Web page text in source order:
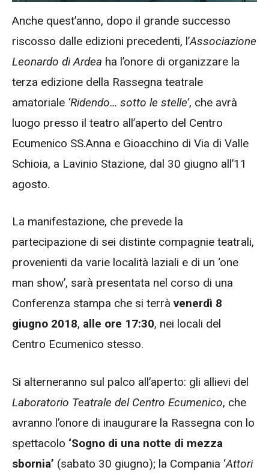
Anche quest’anno, dopo il grande successo
riscosso dalle edizioni precedenti, l’Associazione
Leonardo di Ardea ha l’onore di organizzare la
terza edizione della Rassegna teatrale
amatoriale ‘Ridendo… sotto le stelle’, che avrà
luogo presso il teatro all’aperto del Centro
Ecumenico SS.Anna e Gioacchino di Via di Valle
Schioia, a Lavinio Stazione, dal 30 giugno all’11
agosto.
La manifestazione, che prevede la
partecipazione di sei distinte compagnie teatrali,
provenienti da varie località laziali e di un ‘one
man show’, sarà presentata nel corso di una
Conferenza stampa che si terrà venerdì 8
giugno 2018, alle ore 17:30, nei locali del
Centro Ecumenico stesso.
Si alterneranno sul palco all’aperto: gli allievi del
Laboratorio Teatrale del Centro Ecumenico, che
avranno l’onore di inaugurare la Rassegna con lo
spettacolo ‘Sogno di una notte di mezza
sbornia’ (sabato 30 giugno); la Compania ‘Attori